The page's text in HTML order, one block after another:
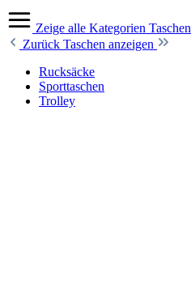
Zeige alle Kategorien Taschen
Zurück Taschen anzeigen
Rucksäcke
Sporttaschen
Trolley